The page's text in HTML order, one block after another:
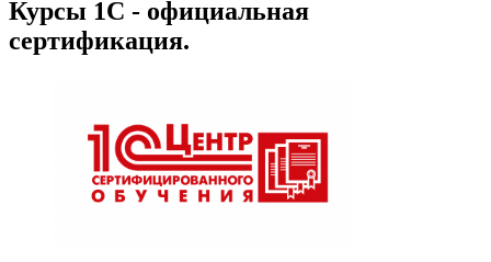
Курсы 1С - официальная
сертификация.